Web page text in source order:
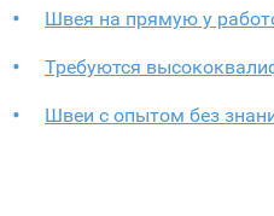
Швея на прямую у
Требуются
Швеи с опытом без